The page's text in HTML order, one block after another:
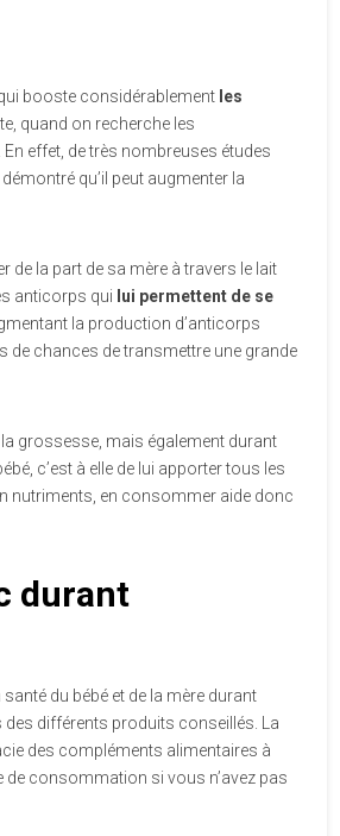
booste considérablement les
quand on recherche les
effet, de très nombreuses études
qu’il peut augmenter la
de la part de sa mère à travers le lait
anticorps qui lui permettent de se
la production d’anticorps
chances de transmettre une grande
grossesse, mais également durant
c’est à elle de lui apporter tous les
nutriments, en consommer aide donc
durant
du bébé et de la mère durant
différents produits conseillés. La
des compléments alimentaires à
consommation si vous n’avez pas